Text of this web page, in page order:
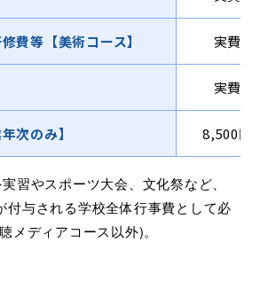
費等【美術コース】 実費
実費
次のみ】 8,500円
習やスポーツ大会、文化祭など、
付与される学校全体行事費として必
メディアコース以外)。